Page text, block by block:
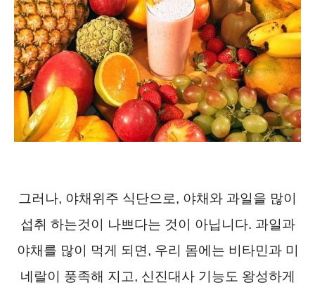
그러나, 야채위주 식단으로, 야채와 과일을 많이
섭취 하는것이 나쁘다는 것이 아닙니다. 과일과
야채를 많이 먹게 되면, 우리 몸에는 비타민과 미
네랄이 풍족해 지고, 신진대사 기능도 왕성하게